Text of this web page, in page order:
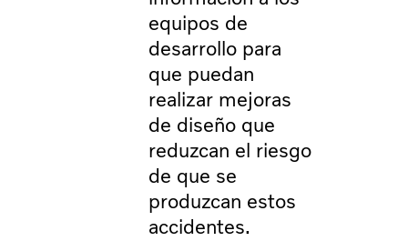
equipos de
desarrollo para
que puedan
realizar mejoras
de diseño que
reduzcan el riesgo
de que se
produzcan estos
accidentes.